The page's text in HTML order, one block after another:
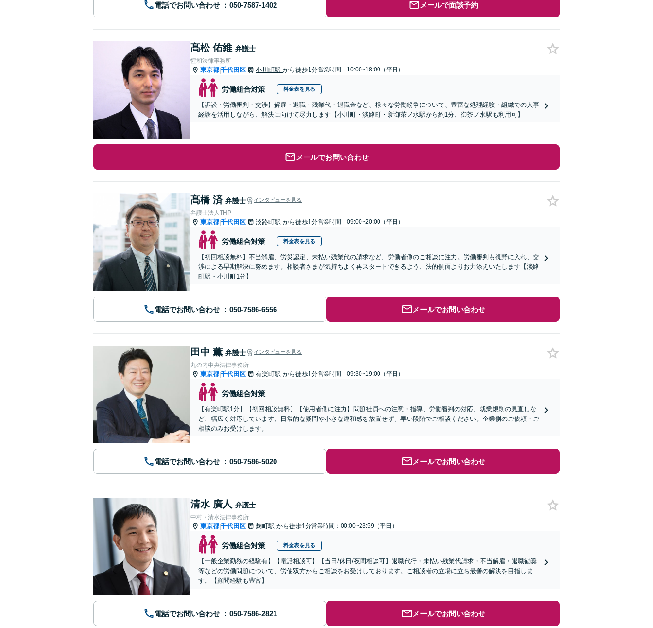
電話でお問い合わせ メールで面談予約
髙松 佑維 弁護士
惺和法律事務所
東京都|千代田区 小川町駅 から徒歩1分営業時間：10:00~18:00（平日）
労働組合対策 料金表を見る
【訴訟・労働審判・交渉】解雇・退職・残業代・退職金など、様々な労働紛争について、豊富な処理経験・組織での人事
経験を活用しながら、解決に向けて尽力します【小川町・淡路町・新御茶ノ水駅から約1分、御茶ノ水駅も利用可】
メールでお問い合わせ
髙橋 済 弁護士 インタビューを見る
弁護士法人THP
東京都|千代田区 淡路町駅 から徒歩1分営業時間：09:00~20:00（平日）
労働組合対策 料金表を見る
【初回相談無料】不当解雇、労災認定、未払い残業代の請求など、労働者側のご相談に注力。労働審判も視野に入れ、交
渉による早期解決に努めます。相談者さまが気持ちよく再スタートできるよう、法的側面よりお力添えいたします【淡路
町駅・小川町1分】
電話でお問い合わせ メールでお問い合わせ
田中 薫 弁護士 インタビューを見る
丸の内中央法律事務所
東京都|千代田区 有楽町駅 から徒歩1分営業時間：09:30~19:00（平日）
労働組合対策
【有楽町駅1分】【初回相談無料】【使用者側に注力】問題社員への注意・指導、労働審判の対応、就業規則の見直しな
ど、幅広く対応しています。日常的な疑問や小さな違和感を放置せず、早い段階でご相談ください。企業側のご依頼・ご
相談のみお受けします。
電話でお問い合わせ メールでお問い合わせ
清水 廣人 弁護士
中村・清水法律事務所
東京都|千代田区 麹町駅 から徒歩1分営業時間：00:00~23:59（平日）
労働組合対策 料金表を見る
【一般企業勤務の経験有】【電話相談可】【当日/休日/夜間相談可】退職代行・未払い残業代請求・不当解雇・退職勧奨
等などの労働問題について、労使双方からご相談をお受けしております。ご相談者の立場に立ち最善の解決を目指しま
す。【顧問経験も豊富】
電話でお問い合わせ メールでお問い合わせ